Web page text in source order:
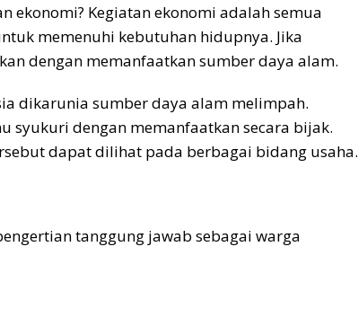
ekonomi? Kegiatan ekonomi adalah semua
memenuhi kebutuhan hidupnya. Jika
dengan memanfaatkan sumber daya alam.
dikarunia sumber daya alam melimpah.
syukuri dengan memanfaatkan secara bijak.
dapat dilihat pada berbagai bidang usaha.
tanggung jawab sebagai warga